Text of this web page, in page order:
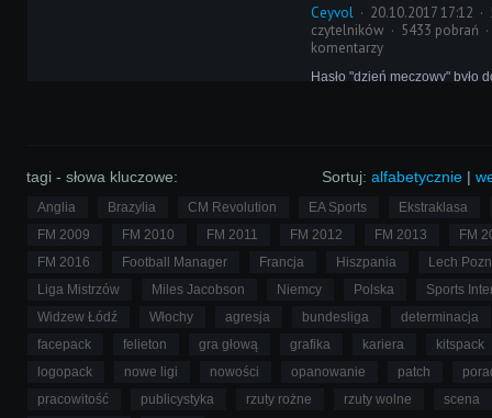
Ceyvol 20.10.2017 17:12
czytelników
5433 pobrań
komentarzy
Hasło "dzień meczowy" było
Sortuj: alfabetycznie |
tagi - słowa kluczowe:
Anglia Brazylia CM Revolution EA Sports
Ekstraklasa
FM 2009
FM 2010 FM 2011 FM 2012 FM 2013
FM
FM 2016
Football Manager Francja Hiszpania
Lech
Liga Mistrzów
Miles Jacobson Niemcy Polska
Sports
Widzew Łódź
Włochy agresja bundesliga
determinacja
facepack
felieton gra głową grafika kariera
kitspack
logopack
nowe ligi nowości opanowanie patch
pracowitość
publicystyka rzuty rożne rzuty wolne
scena